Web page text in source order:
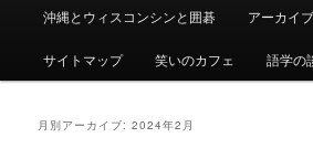
沖縄とウィスコンシンと囲碁 アーカイブ
サイトマップ 笑いのカフェ 語学の
月別アーカイブ:2024年2月